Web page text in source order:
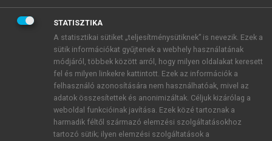
BELÉPÉS SAJÁT FIÓKKAL
ÚJ FIÓK LÉTREHOZÁSA
1 óra díjmentes hozzáférés
E-MAIL-CÍM
STATISZTIKA
A statisztikai sütiket „teljesítménysütiknek” is nevezik. Ezek a
sütik információkat gyűjtenek a webhely használatának
módjáról, többek között arról, hogy milyen oldalakat keresett
fel és milyen linkekre kattintott. Ezek az információk a
felhasználó azonosítására nem használhatóak, mivel az
adatok összesítettek és anonimizáltak. Céljuk kizárólag a
weboldal funkcióinak javítása. Ezek közé tartoznak a
harmadik féltől származó elemzési szolgáltatásokhoz
tartozó sütik; ilyen elemzési szolgáltatások a